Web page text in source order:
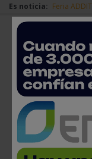
Es noticia: Feria
Redes Sociales
El